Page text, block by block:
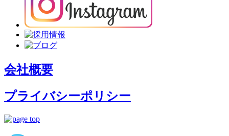
会社概要
プライバシーポリシー